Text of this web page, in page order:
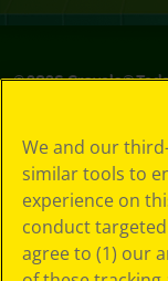
©2026Crayola®
de privacidad
Política de
privacidad
Términos de SMS
GDPR
Aviso de
We and our
similar tools to
experience on
conduct
agree to (1) our